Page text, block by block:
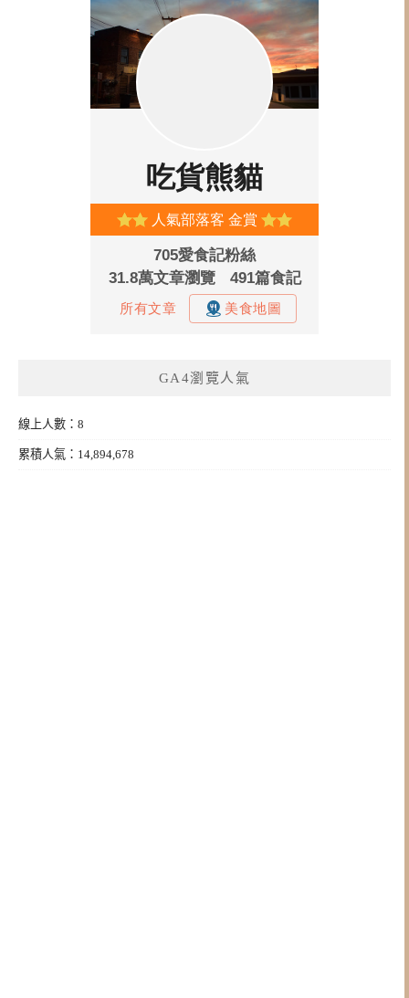
GA4瀏覽人氣
線上人數：8
累積人氣：14,894,678